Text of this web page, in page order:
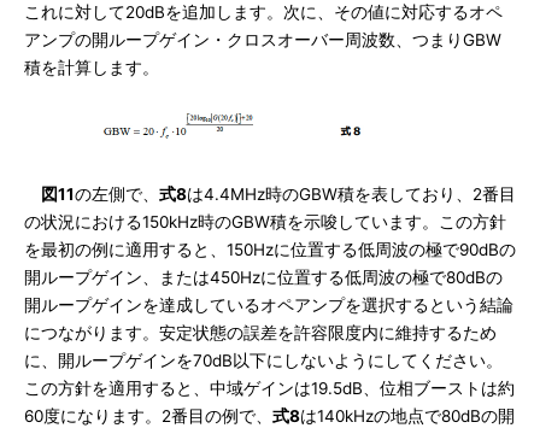
これに対して20dBを追加します。次に、その値に対応するオペ
アンプの開ループゲイン・クロスオーバー周波数、つまりGBW
積を計算します。
図11の左側で、 式8は4.4MHz時のGBW積を表しており、2番目
の状況における150kHz時のGBW積を示唆しています。この方針
を最初の例に適用すると、150Hzに位置する低周波の極で90dBの
開ループゲイン、または450Hzに位置する低周波の極で80dBの
開ループゲインを達成しているオペアンプを選択するという結論
につながります。安定状態の誤差を許容限度内に維持するため
に、開ループゲインを70dB以下にしないようにしてください。
この方針を適用すると、中域ゲインは19.5dB、位相ブーストは約
60度になります。2番目の例で、 式8は140kHzの地点で80dBの開